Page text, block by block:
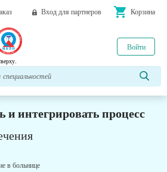
Вход для партнеров shopping_cart Корзина
Войти
и интегрировать процесс
в больнице